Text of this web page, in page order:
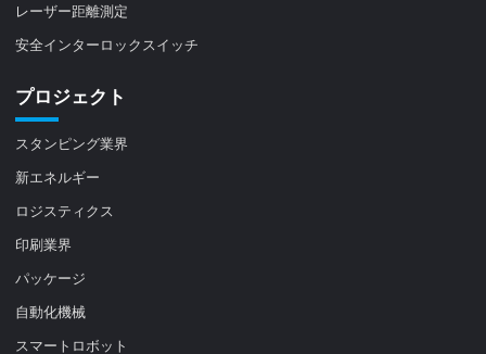
レーザー距離測定
安全インターロックスイッチ
プロジェクト
スタンピング業界
新エネルギー
ロジスティクス
印刷業界
パッケージ
自動化機械
スマートロボット